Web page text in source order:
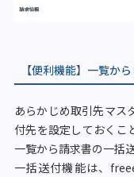
【便利機能】一覧か
あらかじめ取引先マス
付先を設定しておくこ
一覧から請求書の一括
一括送付機能は、